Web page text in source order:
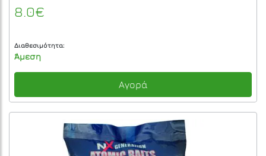
8.0€
Διαθεσιμότητα:
Άμεση
Αγορά